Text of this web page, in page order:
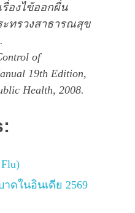
รื่องไข้ออกผื่น
ระทรวงสาธารณสุข
of
19th Edition,
Health, 2008.
ดในอินเดีย 2569